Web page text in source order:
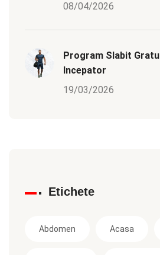
08/04/2026
Program Slabit
Incepator
19/03/2026
Etichete
Abdomen Acasa